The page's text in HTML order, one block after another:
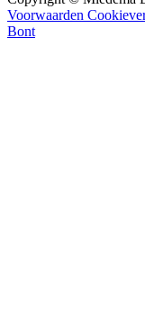
Voorwaarden
Bont